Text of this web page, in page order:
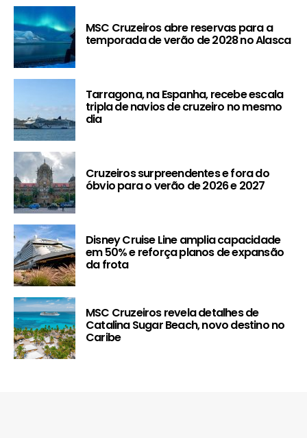
MSC Cruzeiros abre reservas para a
temporada de verão de 2028 no Alasca
Tarragona, na Espanha, recebe escala
tripla de navios de cruzeiro no mesmo
dia
Cruzeiros surpreendentes e fora do
óbvio para o verão de 2026 e 2027
Disney Cruise Line amplia capacidade
em 50% e reforça planos de expansão
da frota
MSC Cruzeiros revela detalhes de
Catalina Sugar Beach, novo destino no
Caribe